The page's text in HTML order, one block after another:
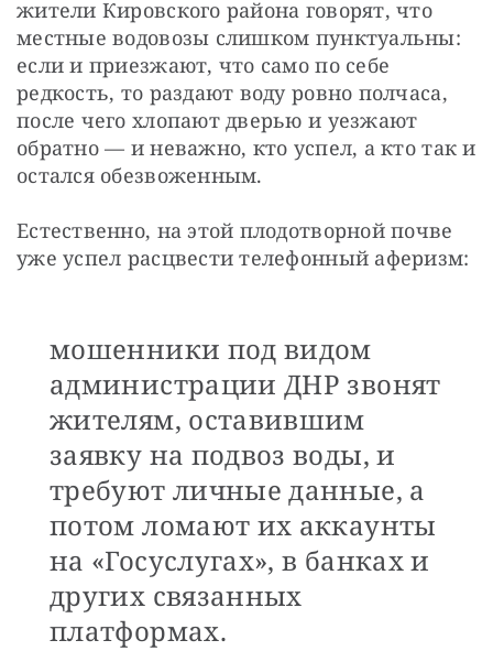
жители Кировского района говорят, что
местные водовозы слишком пунктуальны:
если и приезжают, что само по себе
редкость, то раздают воду ровно полчаса,
после чего хлопают дверью и уезжают
обратно — и неважно, кто успел, а кто так и
остался обезвоженным.
Естественно, на этой плодотворной почве
уже успел расцвести телефонный аферизм:
мошенники под видом
администрации ДНР звонят
жителям, оставившим
заявку на подвоз воды, и
требуют личные данные, а
потом ломают их аккаунты
на «Госуслугах», в банках и
других связанных
платформах.